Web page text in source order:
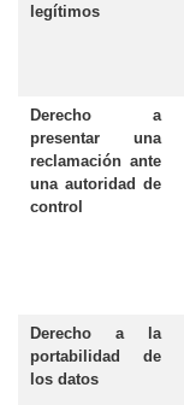
legítimos
Derecho a
presentar una
reclamación ante
una autoridad de
control
Derecho a la
portabilidad de
los datos